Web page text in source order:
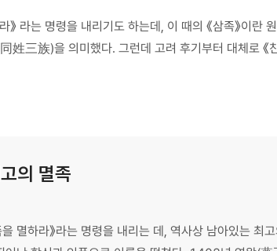
라는 명령을 내리기도 하는데, 이 때의 《삼족》이란
三族)을 의미했다. 그런데 고려 후기부터 대체로 《친
의 멸족
멸하라》라는 명령을 내리는 데, 역사상 남아있는 최